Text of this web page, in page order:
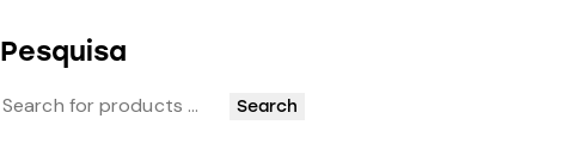
Pesquisa
Search